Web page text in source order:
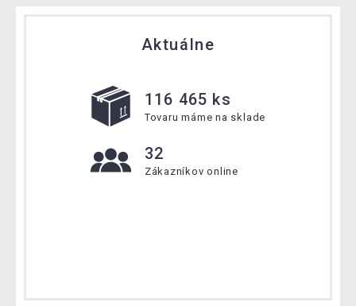
Aktuálne
116 465 ks
Tovaru máme na sklade
32
Zákazníkov online